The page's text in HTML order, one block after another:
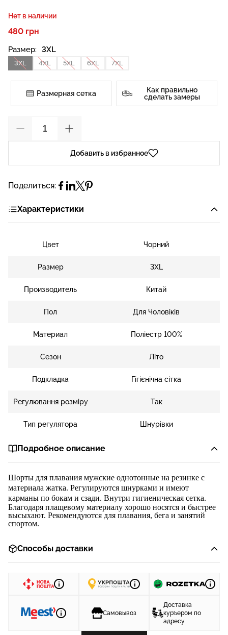
Нет в наличии
480 грн
Размер: 3XL
3XL 4XL 5XL 6XL 7XL
Размерная сетка
Как правильно
сделать замеры
Добавить в избранное
Поделиться:
Характеристики
Цвет Чорний
Размер 3XL
Производитель Китай
Пол Для Чоловіків
Материал Поліестр 100%
Сезон Літо
Подкладка Гігієнічна сітка
Регулювання розміру Так
Тип регулятора Шнурівки
Подробное описание
Шорты для плавания мужские однотонные на резинке с
материала жатка. Регулируются шнурками и имеют
карманы по бокам и сзади. Внутри гигиеническая сетка.
Благодаря плащевому материалу хорошо носятся и быстрее
высыхают. Рекомендуются для плавания, бега и занятий
спортом.
Способы доставки
Самовывоз
Доставка
куръером по
адресу